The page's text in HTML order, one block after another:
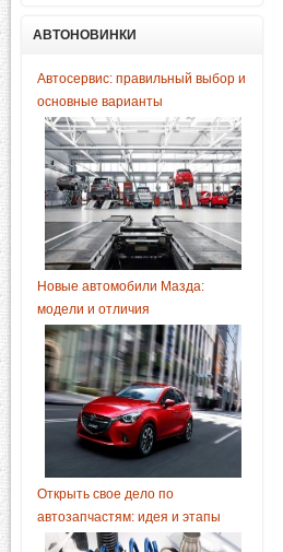
АВТОНОВИНКИ
Автосервис: правильный выбор и
основные варианты
Новые автомобили Мазда:
модели и отличия
Открыть свое дело по
автозапчастям: идея и этапы